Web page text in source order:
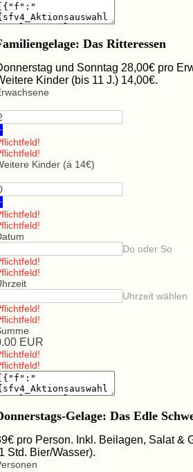
Das Ritteressen
und Sonntag 28,00€ pro
Kinder (bis 11 J.) 14,00€.
Kinder (á 14€)
Do oder So
Uhrzeit wählen
EUR
Gelage: Das Edle
pro Person. Inkl. Beilagen, Salat &
Std. Bier/Wasser).